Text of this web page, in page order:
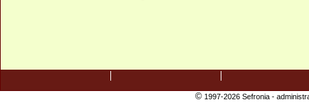
©1997-2026 Sefronia -